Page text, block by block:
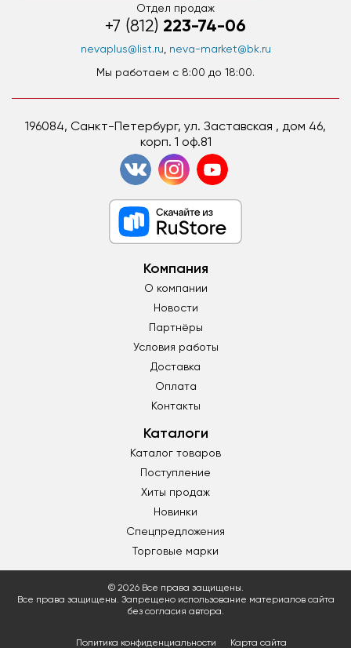
Отдел продаж
+7 (812) 223-74-06
nevaplus@list.ru neva-market@bk.ru
Мы работаем c 8:00 до 18:00.
196084, Санкт-Петербург, ул. Заставская , дом 46,
корп. 1 оф.81
Компания
О компании
Новости
Партнёры
Условия работы
Доставка
Оплата
Контакты
Каталоги
Каталог товаров
Поступление
Хиты продаж
Новинки
Спецпредложения
Торговые марки
© 2026 Все права защищены.
Все права защищены. Запрещено использование материалов сайта
без согласия автора.
Политика конфиденциальности Карта сайта